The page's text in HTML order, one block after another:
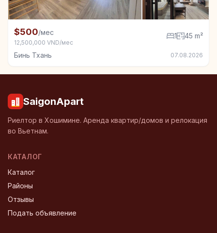
Квартира в аренду в Бинь Тхань, 1 спал., 45 m²
$500/мес
12,500,000 VND/мес
1 45 m²
Бинь Тхань 07.08.2026
SaigonApart
Риелтор в Хошимине. Аренда квартир/домов и релокация
во Вьетнам.
КАТАЛОГ
Каталог
Районы
Отзывы
Подать объявление